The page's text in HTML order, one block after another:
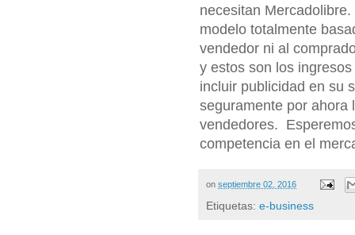
necesitan
modelo totalmente
vendedor ni al
y estos son los
incluir publicidad en su
seguramente por ahora
vendedores.
competencia en el
on septiembre 02, 2016
Etiquetas: e-business